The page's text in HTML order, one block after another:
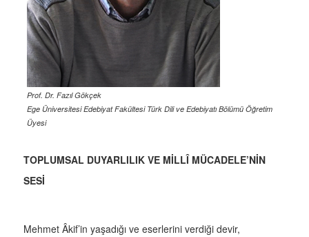
Prof. Dr. Fazıl Gökçek
Ege Üniversitesi Edebiyat Fakültesi Türk Dili ve Edebiyatı Bölümü Öğretim
Üyesi
TOPLUMSAL DUYARLILIK VE MİLLÎ MÜCADELE’NİN
SESİ
Mehmet Âkif’in yaşadığı ve eserlerini verdiği devir,